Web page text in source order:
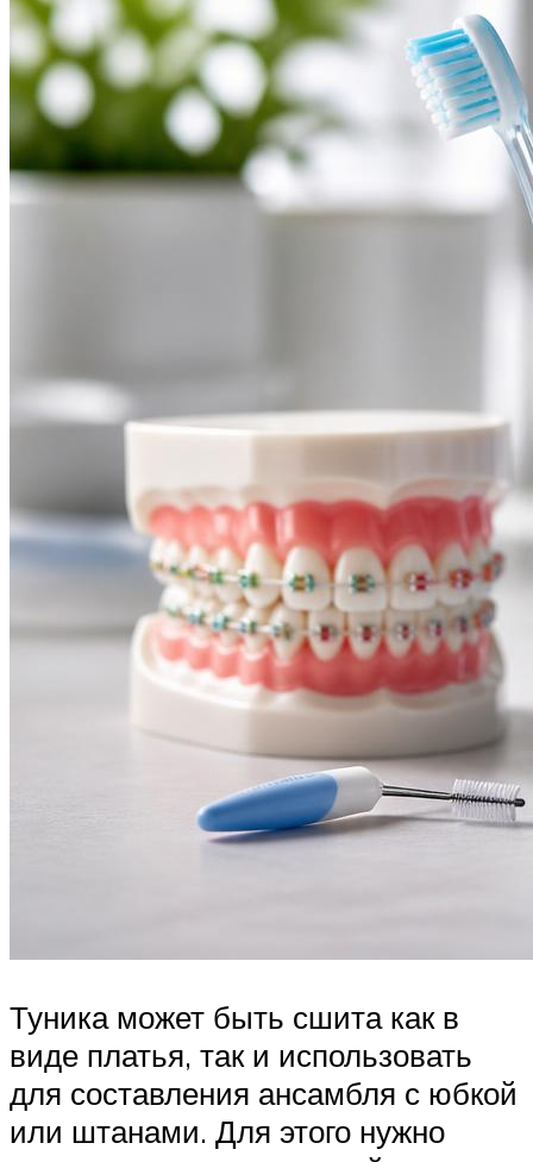
Туника может быть сшита как в
виде платья, так и использовать
для составления ансамбля с юбкой
или штанами. Для этого нужно